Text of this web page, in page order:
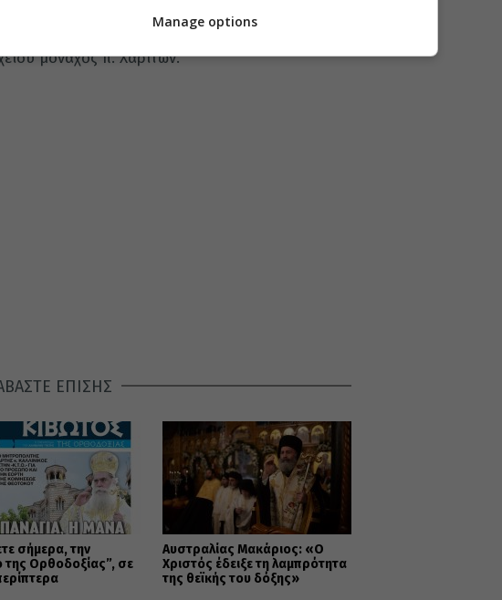
καί ἡ καθηγουμένη μοναχή Αἰκατερίνα καί εἰς
παρέθεσε ὁ Προϊστάμενος τῆς Μονῆς
μοναχὸς π. Χαρίτων.
ΕΠΙΣΗΣ
σήμερα, την
της Ορθοδοξίας”, σε
Αυστραλίας Μακάριος: «Ο
Χριστός έδειξε τη λαμπρότητα
της θεϊκής του δόξης»
Manage options